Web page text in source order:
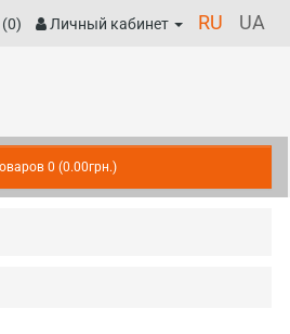
Личный кабинет RU UA
0 (0.00грн.)